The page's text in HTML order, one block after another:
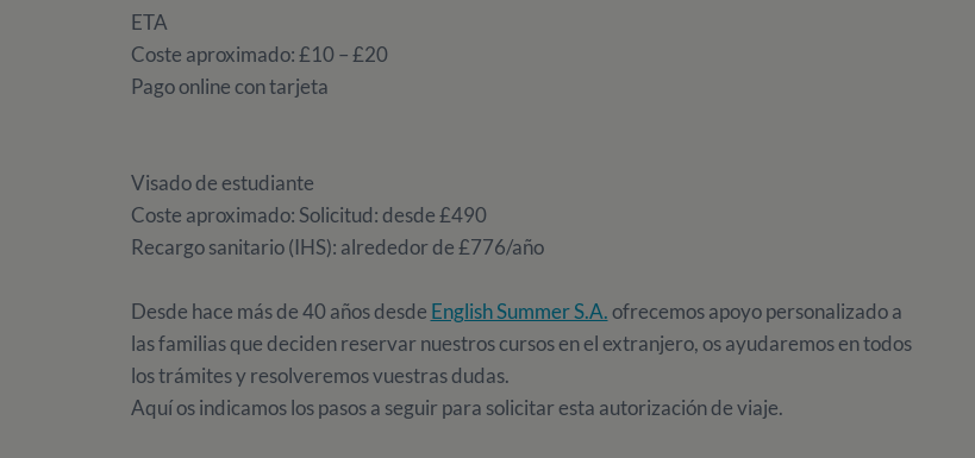
ETA
Coste aproximado: £10 – £20
Pago online con tarjeta
Visado de estudiante
Coste aproximado: Solicitud: desde £490
Recargo sanitario (IHS): alrededor de £776/año
Desde hace más de 40 años desde English Summer S.A.ofrecemos apoyo personalizado a
las familias que deciden reservar nuestros cursos en el extranjero, os ayudaremos en todos
los trámites y resolveremos vuestras dudas.
Aquí os indicamos los pasos a seguir para solicitar esta autorización de viaje.